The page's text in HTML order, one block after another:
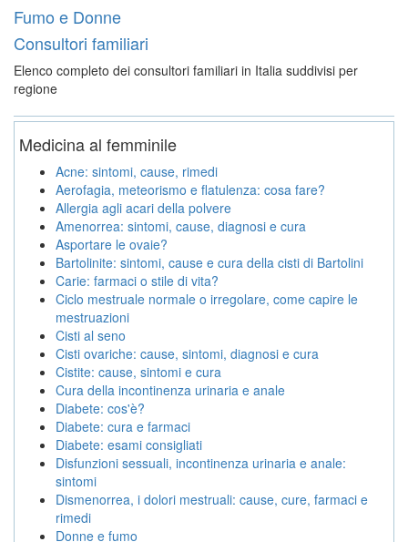
Fumo e Donne
Consultori familiari
Elenco completo dei consultori familiari in Italia suddivisi per
regione
Medicina al femminile
Acne: sintomi, cause, rimedi
Aerofagia, meteorismo e flatulenza: cosa fare?
Allergia agli acari della polvere
Amenorrea: sintomi, cause, diagnosi e cura
Asportare le ovaie?
Bartolinite: sintomi, cause e cura della cisti di Bartolini
Carie: farmaci o stile di vita?
Ciclo mestruale normale o irregolare, come capire le
mestruazioni
Cisti al seno
Cisti ovariche: cause, sintomi, diagnosi e cura
Cistite: cause, sintomi e cura
Cura della incontinenza urinaria e anale
Diabete: cos'è?
Diabete: cura e farmaci
Diabete: esami consigliati
Disfunzioni sessuali, incontinenza urinaria e anale:
sintomi
Dismenorrea, i dolori mestruali: cause, cure, farmaci e
rimedi
Donne e fumo